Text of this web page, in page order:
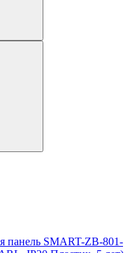
SMART-ZB-801-